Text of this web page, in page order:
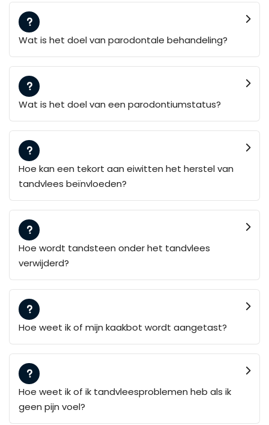
Wat is het doel van parodontale behandeling?
Wat is het doel van een parodontiumstatus?
Hoe kan een tekort aan eiwitten het herstel van
tandvlees beïnvloeden?
Hoe wordt tandsteen onder het tandvlees
verwijderd?
Hoe weet ik of mijn kaakbot wordt aangetast?
Hoe weet ik of ik tandvleesproblemen heb als ik
geen pijn voel?